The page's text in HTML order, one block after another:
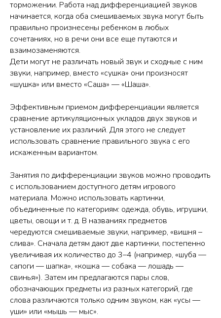
торможении. Работа над дифференциацией звуков
начинается, когда оба смешиваемых звука могут быть
правильно произнесены ребенком в любых
сочетаниях, но в речи они все еще путаются и
взаимозаменяются.
Дети могут не различать новый звук и сходные с ним
звуки, например, вместо «сушка» они произносят
«шушка» или вместо «Саша» — «Шаша».
Эффективным приемом дифференциации является
сравнение артикуляционных укладов двух звуков и
установление их различий. Для этого не следует
использовать сравнение правильного звука с его
искаженным вариантом.
Занятия по дифференциации звуков можно проводить
с использованием доступного детям игрового
материала. Можно использовать картинки,
объединенные по категориям: одежда, обувь, игрушки,
цветы, овощи и т. д. В названиях предметов
чередуются смешиваемые звуки, например, «вишня –
слива». Сначала детям дают две картинки, постепенно
увеличивая их количество до 3–4 (например, «шуба —
сапоги — шапка», «кошка — собака — лошадь —
свинья»). Затем им предлагаются пары слов,
обозначающих предметы из разных категорий, где
слова различаются только одним звуком, как «усы —
уши» или «мышь — мыс».